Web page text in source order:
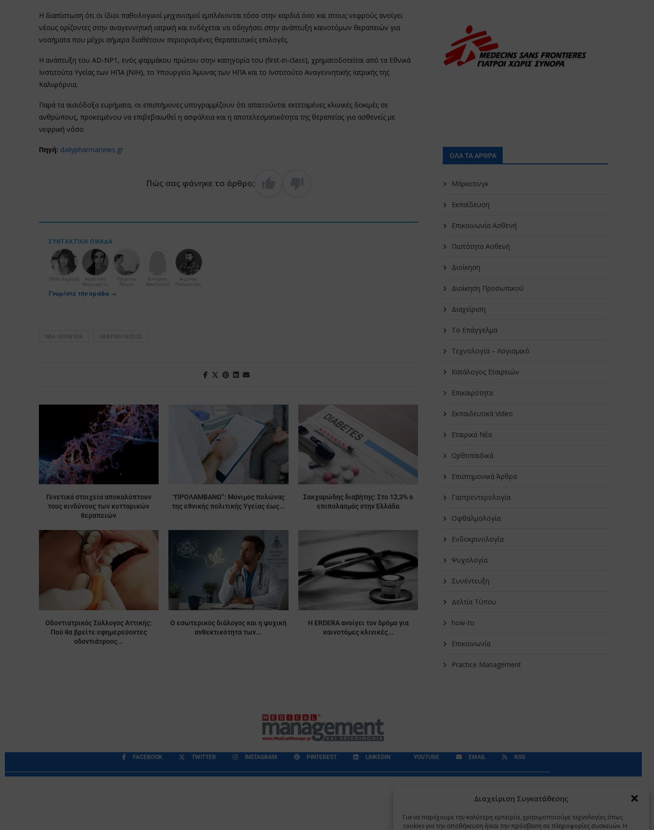
Διαχείριση Συγκατάθεσης
Για να παρέχουμε την καλύτερη εμπειρία, χρησιμοποιούμε τεχνολογίες όπως
cookies για την αποθήκευση ή/και την πρόσβαση σε πληροφορίες συσκευών. Η
Η διαπίστωση ότι οι ίδιοι παθολογικοί μηχανισμοί εμπλέκονται τόσο στην καρδιά όσο και στους νεφρούς ανοίγει
νέους ορίζοντες στην αναγεννητική ιατρική και ενδέχεται να οδηγήσει στην ανάπτυξη καινοτόμων θεραπειών για
νοσήματα που μέχρι σήμερα διαθέτουν περιορισμένες θεραπευτικές επιλογές.
Η ανάπτυξη του AD-NP1, ενός φαρμάκου πρώτου στην κατηγορία του (first-in-class), χρηματοδοτείται από τα Εθνικά
Ινστιτούτα Υγείας των ΗΠΑ (NIH), το Υπουργείο Άμυνας των ΗΠΑ και το Ινστιτούτο Αναγεννητικής Ιατρικής της
Καλιφόρνια.
Παρά τα αισιόδοξα ευρήματα, οι επιστήμονες υπογραμμίζουν ότι απαιτούνται εκτεταμένες κλινικές δοκιμές σε
ανθρώπους, προκειμένου να επιβεβαιωθεί η ασφάλεια και η αποτελεσματικότητα της θεραπείας για ασθενείς με
νεφρική νόσο.
Πηγή: dailypharmanews.gr
Πώς σας φάνηκε το άρθρο;
ΣΥΝΤΑΚΤΙΚΉ ΟΜΆΔΑ
Πόπη Χαραμή
Αγγελική
Μαργαρίτη
Πάμελα
Λύτρα
Ευτέρπη
Μουζακίτη
Αιμίλιος
Παλάντζας
Γνωρίστε την ομάδα →
ΝΈΑ ΘΕΡΑΠΕΊΑ ΝΕΦΡΙΚΉ ΝΌΣΟΣ
Γενετικά στοιχεία αποκαλύπτουν
τους κινδύνους των κυτταρικών
θεραπειών
“ΠΡΟΛΑΜΒΑΝΩ”: Μόνιμος πυλώνας
της εθνικής πολιτικής Υγείας έως...
Σακχαρώδης διαβήτης: Στο 12,3% ο
επιπολασμός στην Ελλάδα
Οδοντιατρικός Σύλλογος Αττικής:
Πού θα βρείτε εφημερεύοντες
οδοντιάτρους...
Ο εσωτερικός διάλογος και η ψυχική
ανθεκτικότητα των...
Η ERDERA ανοίγει τον δρόμο για
καινοτόμες κλινικές...
ΟΛΑ ΤΑ ΑΡΘΡΑ
Μάρκετινγκ
Εκπαίδευση
Επικοινωνία Ασθενή
Πιστότητα Ασθενή
Διοίκηση
Διοίκηση Προσωπικού
Διαχείριση
Το Επάγγελμα
Τεχνολογία – Λογισμικό
Κατάλογος Εταιρειών
Επικαιρότητα
Εκπαιδευτικά Video
Εταιρικά Νέα
Oρθοπαιδικά
Επιστημονικά Άρθρα
Γαστρεντερολογία
Οφθαλμολογία
Ενδοκρινολογία
Ψυχολογία
Συνέντευξη
Δελτία Τύπου
how-to
Επικοινωνία
Practice Management
FACEBOOK TWITTER INSTAGRAM PINTEREST LINKEDIN YOUTUBE EMAIL RSS